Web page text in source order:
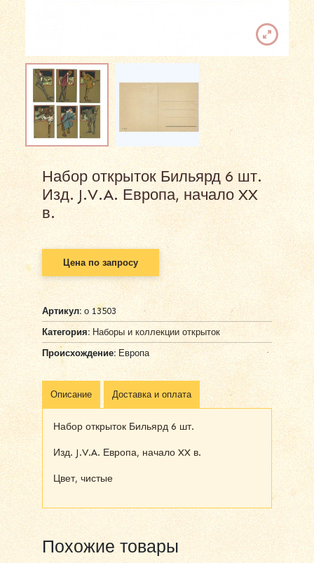
Набор открыток Бильярд 6 шт.
Изд. J.V.A. Европа, начало XX
в.
Цена по запросу
Артикул:о 13503
Категория: Наборы и коллекции открыток
Происхождение:Европа
Описание Доставка и оплата
Набор открыток Бильярд 6 шт.
Изд. J.V.A. Европа, начало XX в.
Цвет, чистые
Похожие товары